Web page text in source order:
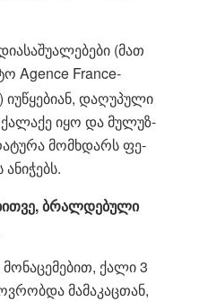
(მათ
Agence France-
და­ღუ­პუ­ლი
იყო და მუ­ლუზ­
მომ­ხდარს ფე­
ბრალ­დე­ბუ­ლი
ქალი 3
მა­მა­კაც­თან,